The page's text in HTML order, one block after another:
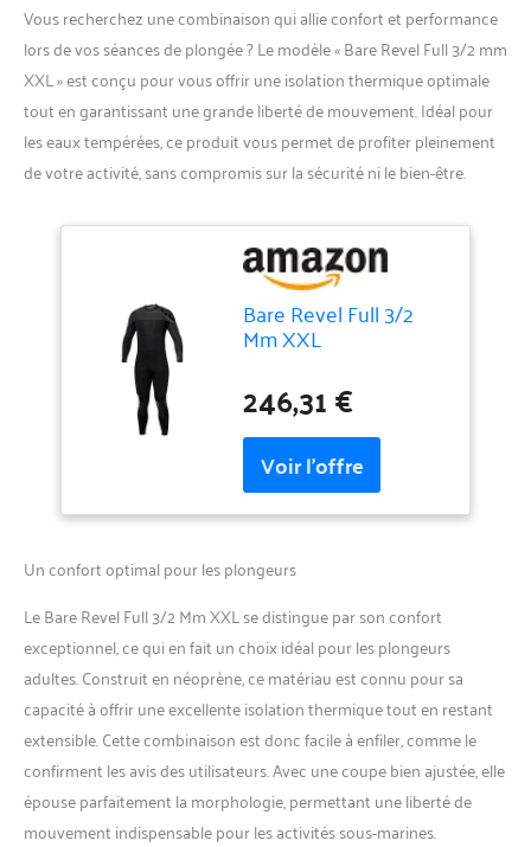
Vous recherchez une combinaison qui allie confort et performance
lors de vos séances de plongée ? Le modèle « Bare Revel Full 3/2 mm
XXL » est conçu pour vous offrir une isolation thermique optimale
tout en garantissant une grande liberté de mouvement. Idéal pour
les eaux tempérées, ce produit vous permet de profiter pleinement
de votre activité, sans compromis sur la sécurité ni le bien-être.
Bare Revel Full 3/2
Mm XXL
246,31 €
Un confort optimal pour les plongeurs
Le Bare Revel Full 3/2 Mm XXL se distingue par son confort
exceptionnel, ce qui en fait un choix idéal pour les plongeurs
adultes. Construit en néoprène, ce matériau est connu pour sa
capacité à offrir une excellente isolation thermique tout en restant
extensible. Cette combinaison est donc facile à enfiler, comme le
confirment les avis des utilisateurs. Avec une coupe bien ajustée, elle
épouse parfaitement la morphologie, permettant une liberté de
mouvement indispensable pour les activités sous-marines.